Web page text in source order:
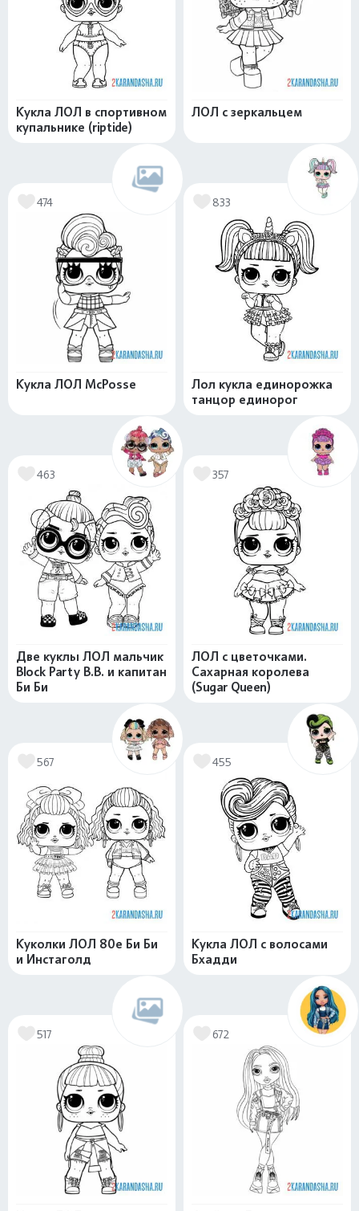
Кукла ЛОЛ в спортивном
купальнике (riptide)
ЛОЛ с зеркальцем
474
Кукла ЛОЛ McPosse
833
Лол кукла единорожка
танцор единорог
463
Две куклы ЛОЛ мальчик
Block Party B.B. и капитан
Би Би
357
ЛОЛ с цветочками.
Сахарная королева
(Sugar Queen)
567
Куколки ЛОЛ 80е Би Би
и Инстаголд
455
Кукла ЛОЛ с волосами
Бхадди
517 672